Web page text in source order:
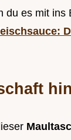
du es mit